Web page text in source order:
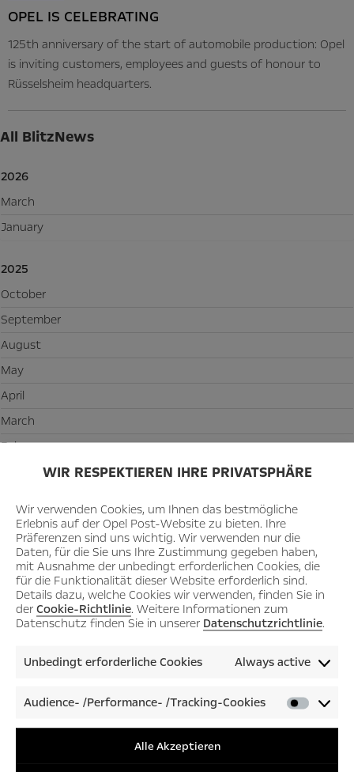
WIR RESPEKTIEREN IHRE PRIVATSPHÄRE
Wir verwenden Cookies, um Ihnen das bestmögliche
Erlebnis auf der Opel Post-Website zu bieten. Ihre
Präferenzen sind uns wichtig. Wir verwenden nur die
Daten, für die Sie uns Ihre Zustimmung gegeben haben,
mit Ausnahme der unbedingt erforderlichen Cookies, die
für die Funktionalität dieser Website erforderlich sind.
Details dazu, welche Cookies wir verwenden, finden Sie in
der Cookie-Richtlinie. Weitere Informationen zum
Datenschutz finden Sie in unserer Datenschutzrichtlinie.
Unbedingt erforderliche Cookies Always active
Audience- /Performance- /Tracking-Cookies
/
Alle Akzeptieren
OPEL IS CELEBRATING
125th anniversary of the start of automobile production: Opel
is inviting customers, employees and guests of honour to
Rüsselsheim headquarters.
All BlitzNews
2026
March
January
2025
October
September
August
May
April
March
February
January
2024
November
September
August
June